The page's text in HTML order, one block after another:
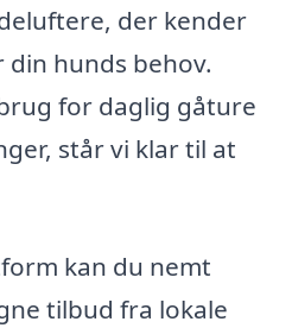
der kender
hunds behov.
for daglig gåture
står vi klar til at
kan du nemt
tilbud fra lokale